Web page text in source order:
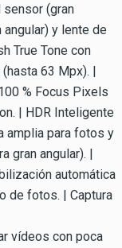
(gran
y lente de
True Tone con
63 Mpx). |
% Focus Pixels
| HDR Inteligente
amplia para fotos y
gran angular). |
automática
de fotos. | Captura
vídeos con poca